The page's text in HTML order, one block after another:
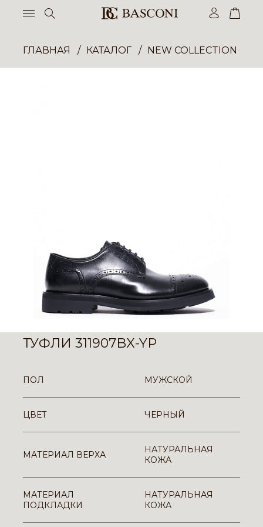
ГЛАВНАЯ КАТАЛОГ NEW COLLECTION
ТУФЛИ 311907BX-YP
ПОЛ МУЖСКОЙ
ЦВЕТ ЧЕРНЫЙ
МАТЕРИАЛ ВЕРХА
НАТУРАЛЬНАЯ
КОЖА
МАТЕРИАЛ
ПОДКЛАДКИ
НАТУРАЛЬНАЯ
КОЖА